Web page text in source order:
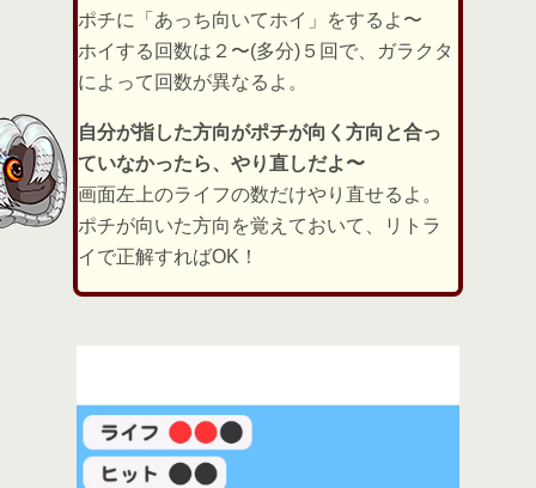
ポチに「あっち向いてホイ」をするよ〜
ホイする回数は２〜(多分)５回で、ガラクタ
によって回数が異なるよ。
自分が指した方向がポチが向く方向と合っ
ていなかったら、やり直しだよ〜
画面左上のライフの数だけやり直せるよ。
ポチが向いた方向を覚えておいて、リトラ
イで正解すればOK！